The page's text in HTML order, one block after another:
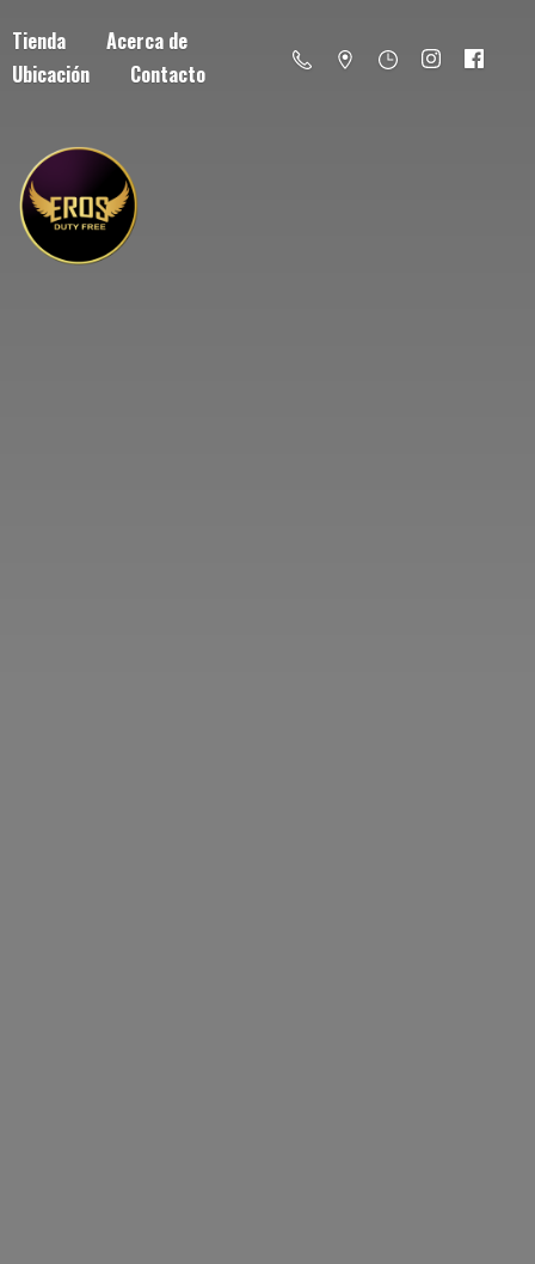
Tienda
Acerca de
Ubicación
Contacto